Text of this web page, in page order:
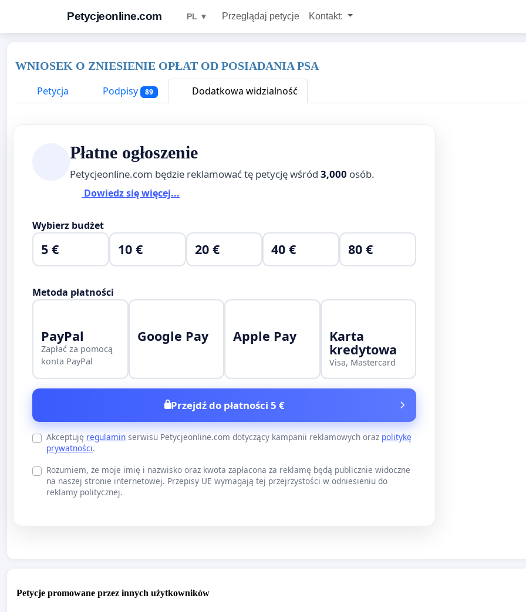
Petycjeonline.com PL ▼ Przeglądaj petycje Kontakt:
WNIOSEK O ZNIESIENIE OPŁAT OD POSIADANIA PSA
Petycja
Podpisy 89 Dodatkowa widzialność
Płatne ogłoszenie
Petycjeonline.com będzie reklamować tę petycję wśród 3,000 osób.
Dowiedz się więcej...
Wybierz budżet
5 € 10 € 20 € 40 € 80 €
Metoda płatności
PayPal
Zapłać za pomocą
konta PayPal
Google Pay Apple Pay Karta
kredytowa
Visa, Mastercard
Przejdź do płatności 5 €
Akceptuję regulamin serwisu Petycjeonline.com dotyczący kampanii reklamowych oraz politykę
prywatności.
Rozumiem, że moje imię i nazwisko oraz kwota zapłacona za reklamę będą publicznie widoczne
na naszej stronie internetowej. Przepisy UE wymagają tej przejrzystości w odniesieniu do
reklamy politycznej.
Petycje promowane przez innych użytkowników